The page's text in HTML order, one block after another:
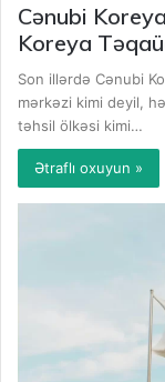
Cənubi
Koreya
Son illərdə Cənubi
mərkəzi kimi deyil,
təhsil ölkəsi kimi…
Ətraflı oxuyun »